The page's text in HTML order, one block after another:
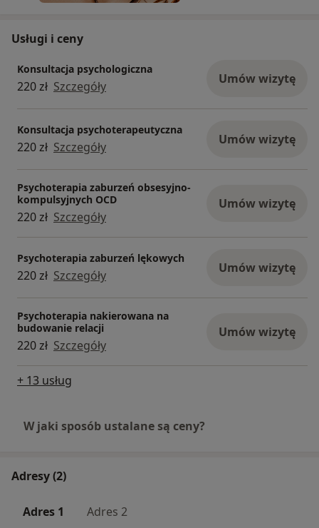
Usługi i ceny
Konsultacja psychologiczna
220 zł Szczegóły Umów wizytę
Konsultacja psychoterapeutyczna
220 zł Szczegóły Umów wizytę
Psychoterapia zaburzeń obsesyjno-
kompulsyjnych OCD
220 zł Szczegóły
Umów wizytę
Psychoterapia zaburzeń lękowych
220 zł Szczegóły Umów wizytę
Psychoterapia nakierowana na
budowanie relacji
220 zł Szczegóły
Umów wizytę
+ 13 usług
W jaki sposób ustalane są ceny?
Adresy (2)
Adres 1 Adres 2